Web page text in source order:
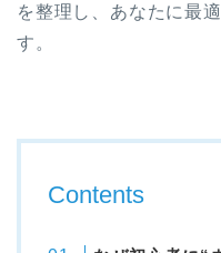
を整理し、あなたに最
す。
Contents